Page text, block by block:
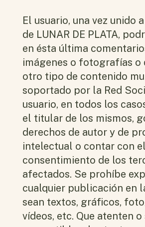
El usuario, una vez unido
de LUNAR DE PLATA,
en ésta última
imágenes o fotografías o
otro tipo de contenido
soportado por la Red
usuario, en todos los
el titular de los mismos,
derechos de autor y de
intelectual o contar con el
consentimiento de los
afectados. Se prohíbe
cualquier publicación en
sean textos, gráficos,
vídeos, etc. Que atenten o